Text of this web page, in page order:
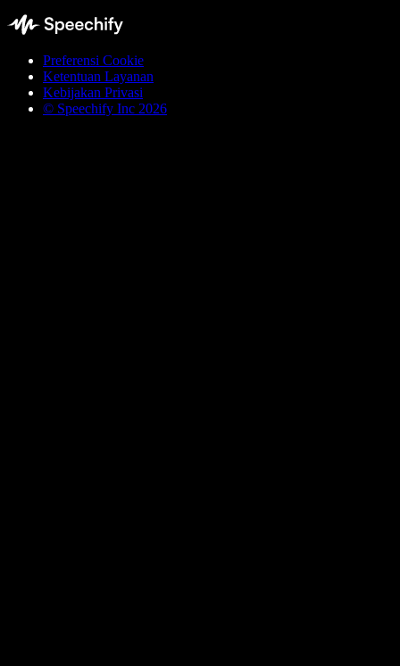
Preferensi Cookie
Ketentuan Layanan
Kebijakan Privasi
© Speechify Inc 2026